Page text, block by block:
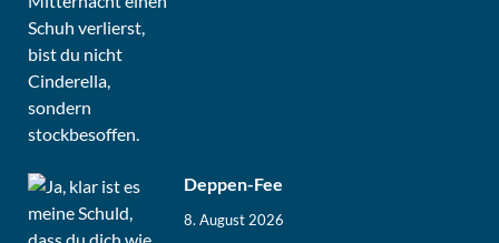
Deppen-Fee
8. August 2026